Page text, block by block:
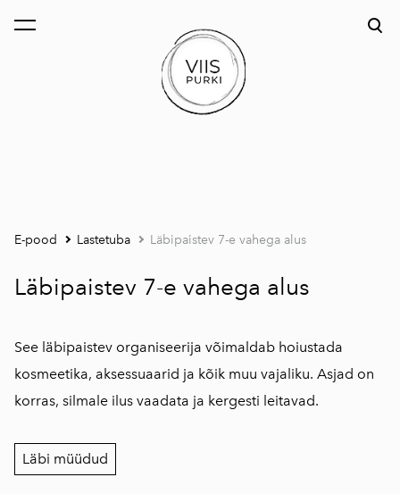
lisati ostukorvi. Vaata ostukorvi
E-pood Lastetuba Läbipaistev 7-e vahega alus
Läbipaistev 7-e vahega alus
See läbipaistev organiseerija võimaldab hoiustada
kosmeetika, aksessuaarid ja kõik muu vajaliku. Asjad on
korras, silmale ilus vaadata ja kergesti leitavad.
Läbi müüdud